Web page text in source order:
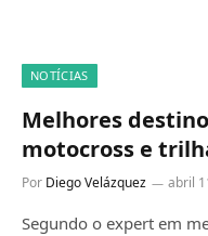
NOTÍCIAS
Melhores
motocross e
Por Diego Velázquez abril
Segundo o expert em